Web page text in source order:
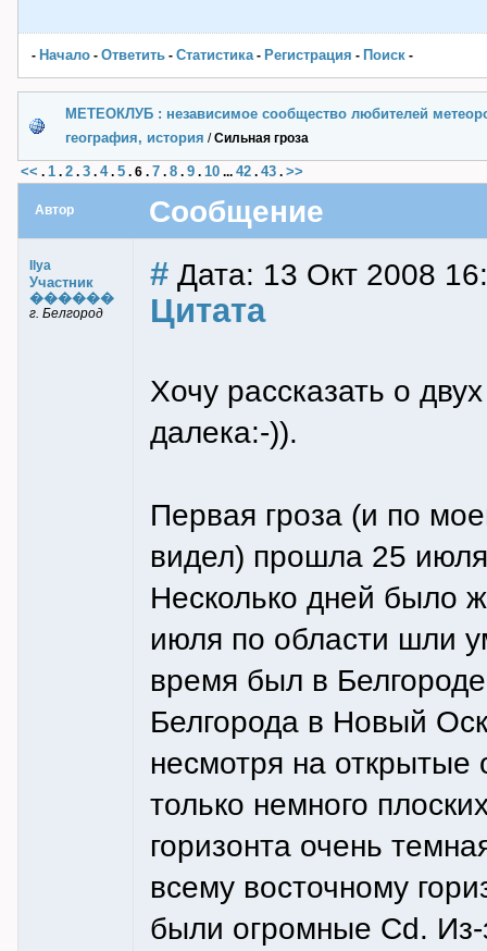
- Начало - Ответить - Статистика- Pегистрация - Поиск -
МЕТЕОКЛУБ : независимое сообщество любителей
география, история /Сильная гроза
<< . 1 . 2 . 3 . 4. 5 . 6 . 7 . 8 . 9 . 10 ... 42 . 43 . >>
Автор Сообщение
Ilya
Участник
������
г. Белгород
# Дата: 13 Окт 2008
Цитата
Хочу рассказать о
далека:-)).
Первая гроза (и по
видел) прошла 25
Несколько дней было
июля по области шли
время был в
Белгорода в Новый
несмотря на
только немного
горизонта очень
всему восточному
были огромные Cd.